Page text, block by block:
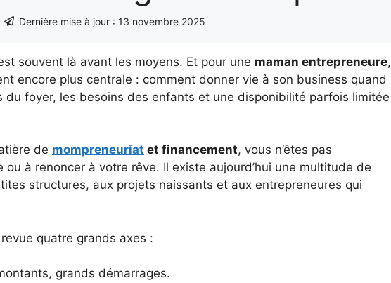
Dernière mise à jour : 13 novembre 2025
souvent là avant les moyens. Et pour une maman entrepreneure,
encore plus centrale : comment donner vie à son business quand
du foyer, les besoins des enfants et une disponibilité parfois limitée
de mompreneuriat et financement, vous n’êtes pas
à renoncer à votre rêve. Il existe aujourd’hui une multitude de
structures, aux projets naissants et aux entrepreneures qui
quatre grands axes :
grands démarrages.